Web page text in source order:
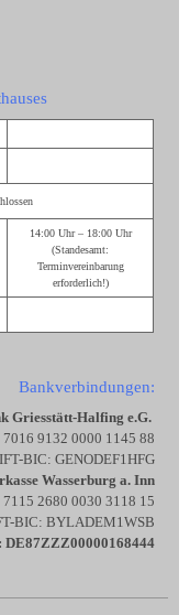
14:00 Uhr – 18:00 Uhr
(Standesamt:
Terminvereinbarung
erforderlich!)
Bankverbindungen:
Griesstätt-Halfing e.G.
9132 0000 1145 88
BIC: GENODEF1HFG
Wasserburg a. Inn
2680 0030 3118 15
BIC: BYLADEM1WSB